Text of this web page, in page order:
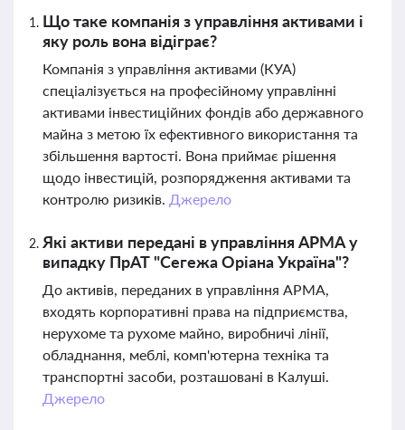
Що таке компанія з управління активами і
яку роль вона відіграє?
Компанія з управління активами (КУА)
спеціалізується на професійному управлінні
активами інвестиційних фондів або державного
майна з метою їх ефективного використання та
збільшення вартості. Вона приймає рішення
щодо інвестицій, розпорядження активами та
контролю ризиків. Джерело
Які активи передані в управління АРМА у
випадку ПрАТ "Сегежа Оріана Україна"?
До активів, переданих в управління АРМА,
входять корпоративні права на підприємства,
нерухоме та рухоме майно, виробничі лінії,
обладнання, меблі, комп'ютерна техніка та
транспортні засоби, розташовані в Калуші.
Джерело